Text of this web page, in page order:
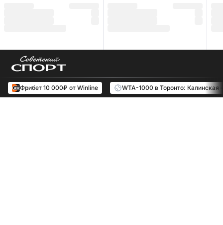
Фрибет 10 000₽ от Winline WTA-1000 в Торонто: Калинская